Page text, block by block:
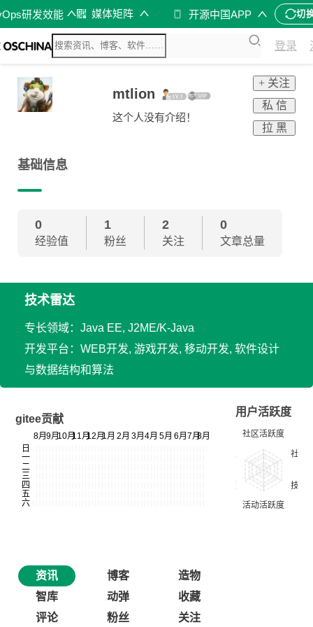
研发效能 媒体矩阵 开源中国APP 切
登录
mtlion
这个人没有介绍！
+ 关注
私 信
拉 黑
基础信息
0
经验值
1
粉丝
2
关注
0
文章总量
技术雷达
专长领域：Java EE, J2ME/K-Java
开发平台：WEB开发, 游戏开发, 移动开发, 软件设计
与数据结构和算法
gitee贡献
用户活跃度
资讯 博客
造物
智库
动弹
收藏
评论
粉丝 关注